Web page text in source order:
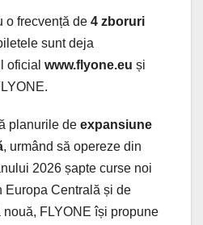
o frecvență de 4 zboruri
sunt deja
oficial www.flyone.eu și
planurile de expansiune
, urmând să opereze din
2026 șapte curse noi
Europa Centrală și de
nouă, FLYONE își propune